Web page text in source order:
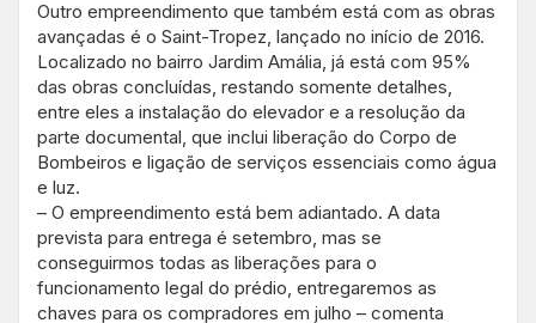
Outro empreendimento que também está com as obras
avançadas é o Saint-Tropez, lançado no início de 2016.
Localizado no bairro Jardim Amália, já está com 95%
das obras concluídas, restando somente detalhes,
entre eles a instalação do elevador e a resolução da
parte documental, que inclui liberação do Corpo de
Bombeiros e ligação de serviços essenciais como água
e luz.
– O empreendimento está bem adiantado. A data
prevista para entrega é setembro, mas se
conseguirmos todas as liberações para o
funcionamento legal do prédio, entregaremos as
chaves para os compradores em julho – comenta